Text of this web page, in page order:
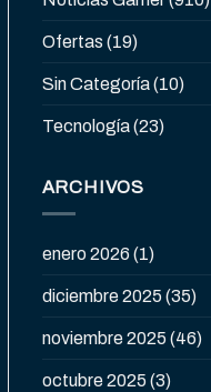
Ofertas (19)
Sin Categoría(10)
Tecnología(23)
ARCHIVOS
enero 2026 (1)
diciembre 2025 (35)
noviembre 2025 (46)
octubre 2025 (3)